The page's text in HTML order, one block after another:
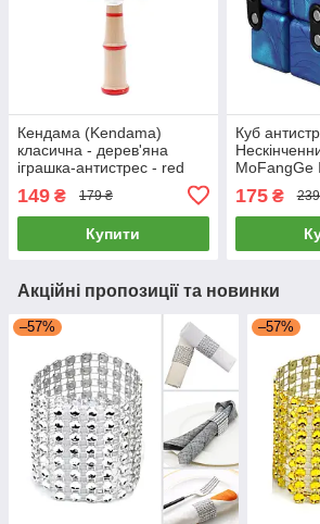
Кендама (Kendama)
класична - дерев'яна
іграшка-антистрес - red
149 ₴ 179 ₴
Купити
Куб
MoFangGe
175₴
Акційні пропозиції та новинки
–57% –57%